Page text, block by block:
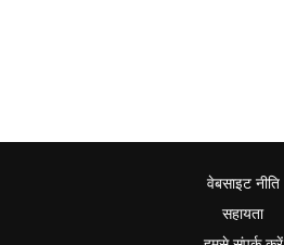
वेबसाइट नीति
सहायता